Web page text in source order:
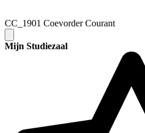
CC_1901 Coevorder Courant
Mijn Studiezaal